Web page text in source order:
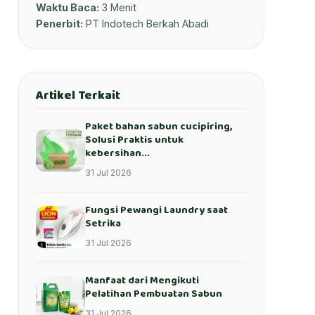
Waktu Baca: 3 Menit
Penerbit: PT Indotech Berkah Abadi
Artikel Terkait
Paket bahan sabun cucipiring,
Solusi Praktis untuk
kebersihan...
31 Jul 2026
Fungsi Pewangi Laundry saat
Setrika
31 Jul 2026
Manfaat dari Mengikuti
Pelatihan Pembuatan Sabun